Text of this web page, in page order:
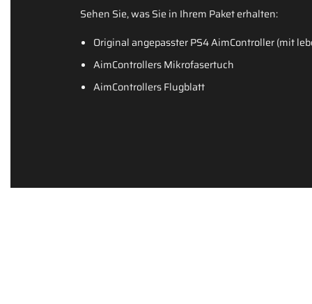
Sehen Sie, was Sie in Ihrem Paket erhalten:
Original angepasster PS4 AimController (mit
AimControllers Mikrofasertuch
AimControllers Flugblatt